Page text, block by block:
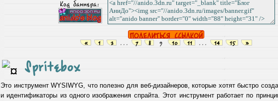
Код баннера:
« 1 2 7 8 9 10 11 14 15 »
Spritebox
Это инструмент WYSIWYG, что полезно для веб-дизайнеров, которые хотят быстро
и идентификаторы из одного изображения спрайта. Этот инструмент работает по